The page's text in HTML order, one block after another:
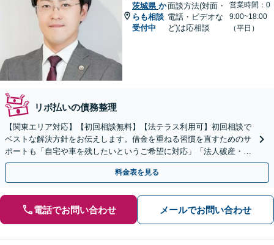
茨城県 か
らも相談
受付中
面談方法(対面・
電話・ビデオな
ど)は応相談
営業時間：0
9:00~18:00
（平日）
リボ払いの債務整理
【関東エリア対応】【初回相談無料】【法テラス利用可】初回相談で
ベストな解決方針をお伝えします。借金を重ねる習慣を直すためのサ
ポートも「自宅や車を残したいというご希望に対応」「法人破産・企
業さまのご相談お受けします」
料金表を見る
電話でお問い合わせ メールでお問い合わせ